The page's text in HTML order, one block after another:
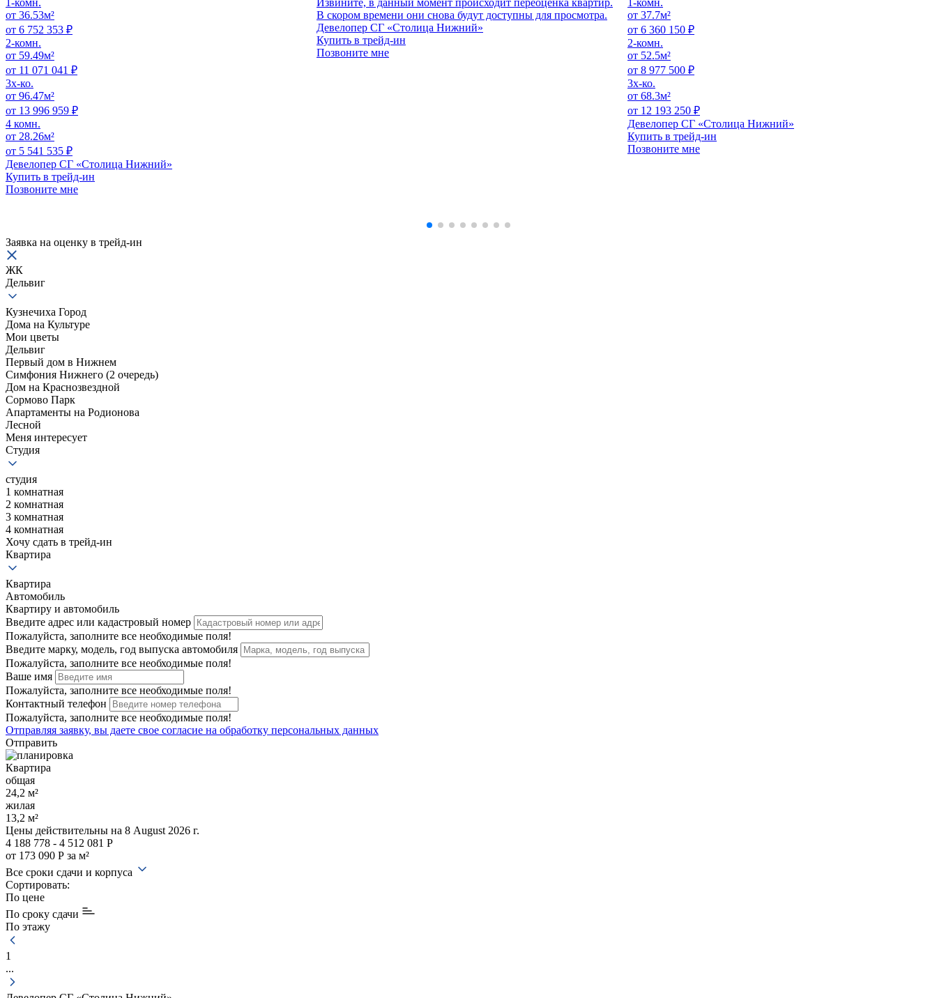
1-комн.
от 36.53м²
от 6 752 353 ₽
2-комн.
от 59.49м²
от 11 071 041 ₽
3x-ко.
от 96.47м²
от 13 996 959 ₽
4 комн.
от 28.26м²
от 5 541 535 ₽
Девелопер СГ «Столица Нижний»
Купить в трейд-ин
Позвоните мне
Извините, в данный момент происходит переоценка квартир.
В скором времени они снова будут доступны для просмотра.
Девелопер СГ «Столица Нижний»
Купить в трейд-ин
Позвоните мне
1-комн.
от 37.7м²
от 6 360 150 ₽
2-комн.
от 52.5м²
от 8 977 500 ₽
3x-ко.
от 68.3м²
от 12 193 250 ₽
Девелопер СГ «Столица Нижний»
Купить в трейд-ин
Позвоните мне
Заявка на оценку в трейд-ин
ЖК
Дельвиг
Кузнечиха Город
Дома на Культуре
Мои цветы
Дельвиг
Первый дом в Нижнем
Симфония Нижнего (2 очередь)
Дом на Краснозвездной
Сормово Парк
Апартаменты на Родионова
Лесной
Меня интересует
Студия
студия
1 комнатная
2 комнатная
3 комнатная
4 комнатная
Хочу сдать в трейд-ин
Квартира
Квартира
Автомобиль
Квартиру и автомобиль
Введите адрес или кадастровый номер
Пожалуйста, заполните все необходимые поля!
Введите марку, модель, год выпуска автомобиля
Пожалуйста, заполните все необходимые поля!
Ваше имя
Пожалуйста, заполните все необходимые поля!
Контактный телефон
Пожалуйста, заполните все необходимые поля!
Отправляя заявку, вы даете свое согласие на обработку персональных данных
Отправить
Квартира
общая
24,2 м²
жилая
13,2 м²
Цены действительны на 8 August 2026 г.
4 188 778 - 4 512 081 Р
от 173 090 Р за м²
Все сроки сдачи и корпуса
Сортировать:
По цене
По сроку сдачи
По этажу
1
...